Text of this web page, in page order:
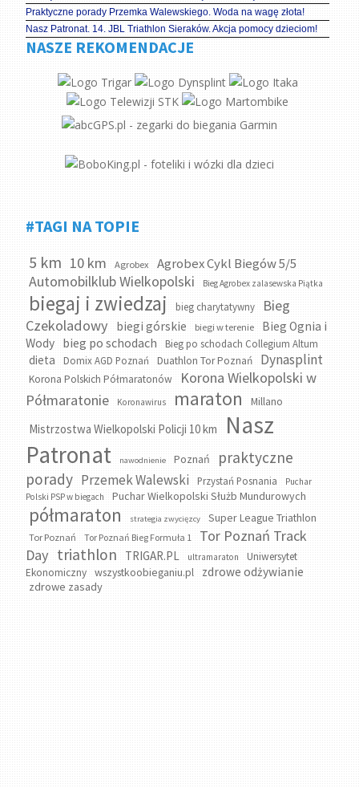
Praktyczne porady Przemka Walewskiego. Woda na wagę złota!
Nasz Patronat. 14. JBL Triathlon Sieraków. Akcja pomocy dzieciom!
NASZE REKOMENDACJE
#TAGI NA TOPIE
5 km 10 km Agrobex Agrobex Cykl Biegów 5/5
Automobilklub Wielkopolski Bieg Agrobex zalasewska Piątka
biegaj i zwiedzaj bieg charytatywny
Bieg
Czekoladowy
biegi górskie biegi w terenie
Bieg Ognia i
Wody bieg po schodach Bieg po schodach Collegium Altum
dieta Domix AGD Poznań Duathlon Tor Poznań Dynasplint
Korona Polskich Półmaratonów
Korona Wielkopolski w
Półmaratonie
Koronawirus maraton Millano
Mistrzostwa Wielkopolski Policji 10 km
Nasz
Patronat
nawodnienie Poznań
praktyczne
porady Przemek Walewski Przystań Posnania
Puchar
Polski PSP w biegach
Puchar Wielkopolski Służb Mundurowych
półmaraton strategia zwycięzcy Super League Triathlon
Tor Poznań Tor Poznań Bieg Formuła 1
Tor Poznań Track
Day triathlon TRIGAR.PL ultramaraton
Uniwersytet
Ekonomiczny
wszystkoobieganiu.pl zdrowe odżywianie
zdrowe zasady